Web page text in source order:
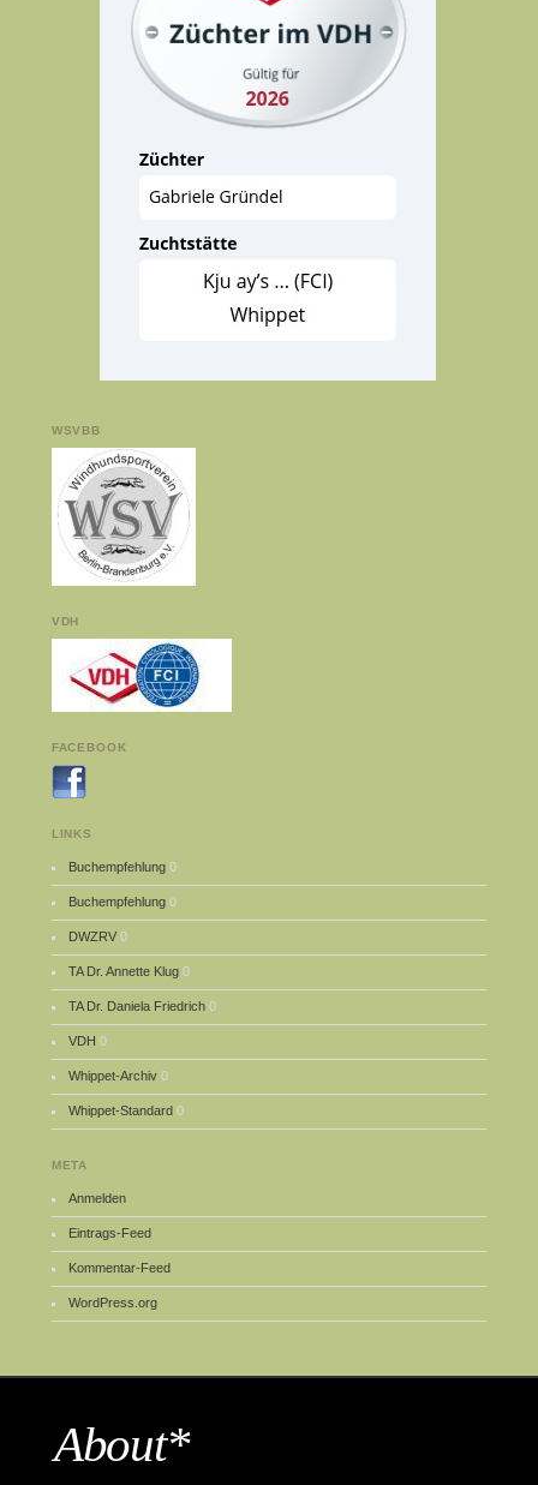
WSVBB
VDH
FACEBOOK
LINKS
Buchempfehlung 0
Buchempfehlung 0
DWZRV 0
TA Dr. Annette Klug 0
TA Dr. Daniela Friedrich 0
VDH 0
Whippet-Archiv 0
Whippet-Standard 0
META
Anmelden
Eintrags-Feed
Kommentar-Feed
WordPress.org
About*